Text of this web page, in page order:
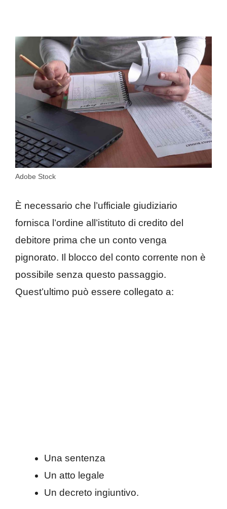
Adobe Stock
È necessario che l’ufficiale giudiziario
fornisca l’ordine all’istituto di credito del
debitore prima che un conto venga
pignorato. Il blocco del conto corrente non è
possibile senza questo passaggio.
Quest’ultimo può essere collegato a:
Una sentenza
Un atto legale
Un decreto ingiuntivo.